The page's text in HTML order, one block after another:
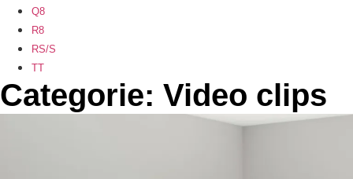
Q8
R8
RS/S
TT
Categorie: Video clips